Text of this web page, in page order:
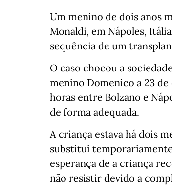
Um menino de dois anos
Monaldi, em Nápoles,
sequência de um
O caso chocou a
menino Domenico a 23
horas entre Bolzano e
de forma adequada.
A criança estava há dois
substitui
esperança de a criança
não resistir devido a